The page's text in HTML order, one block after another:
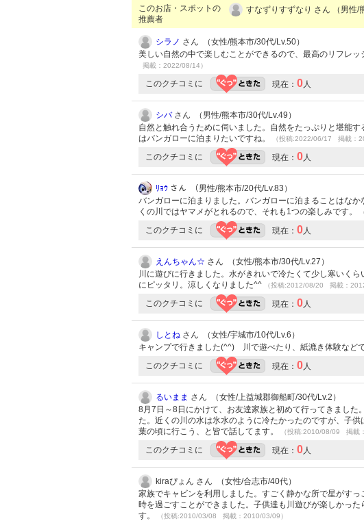
このお店・スポットの
推薦者
すなずりすずなり さん （男性/
シラノ さん （女性/熊本市/30代/Lv.50）
美しい自然の中で楽しむことができるので、最高のリフレ
掲載：2022/08/14）
このクチコミに 現在： 0 人
シバさん （男性/熊本市/30代/Lv.49）
自然と触れ合うために伺いました。自然をたっぷりと堪能
はバンガローに泊まりたいですね。
（投稿:2022/06/17 掲載：
このクチコミに 現在： 0 人
ﾘｮｳ さん （男性/熊本市/20代/Lv.83）
バンガローに泊まりました。バンガローに泊まることはな
くの川ではヤマメがとれるので、それも1つの楽しみです。
このクチコミに 現在： 0 人
えんちゃん☆ さん （女性/熊本市/30代/Lv.27）
川に遊びに行きました。水がきれいで冷たくて少し寒いく
にピッタリ。涼しくなりました^^
（投稿:2012/08/20 掲載：
このクチコミに 現在： 0 人
しとね さん （女性/宇城市/10代/Lv.6）
キャンプで行きました(^^) 川で遊べたり、紙漉き体験など
このクチコミに 現在： 0 人
るいまま さん （女性/上益城郡御船町/30代/Lv.2）
8月7日～8日にかけて、お友達家族と初めて行ってきまし
た。近くの川の水は氷水のように冷たかったのですが、子
葉の頃に行こう、と皆で話してます。
（投稿:2010/08/09 掲載
このクチコミに 現在： 0 人
kiraぴょん さん （女性/合志市/40代）
家族でキャビンを利用しました。すごく静かな所で星がす
時を過ごすことができました。子供達も川遊びが楽しかっ
す。
（投稿:2010/03/08 掲載：2010/03/09）